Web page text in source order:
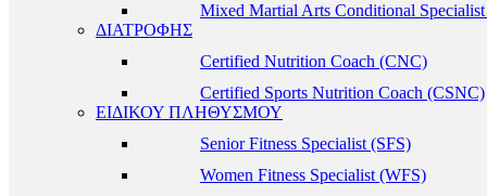
Mixed Martial Arts Conditional
ΔΙΑΤΡΟΦΗΣ
Certified Nutrition Coach (CNC)
Certified Sports Nutrition Coach (CSNC)
ΕΙΔΙΚΟΥ ΠΛΗΘΥΣΜΟΥ
Senior Fitness Specialist (SFS)
Women Fitness Specialist (WFS)